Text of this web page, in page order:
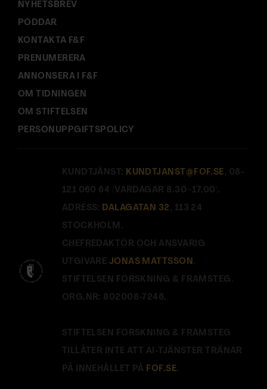
NYHETSBREV
PODDAR
KONTAKTA F&F
PRENUMERERA
ANNONSERA I F&F
OM TIDNINGEN
OM STIFTELSEN
PERSONUPPGIFTSPOLICY
KUNDTJÄNST: KUNDTJANST@FOF.SE , 08-
121 060 64 (VARDAGAR 8.30–17.00).
ADRESS: DALAGATAN 32 , 113 24
STOCKHOLM.
CHEFREDAKTÖR OCH ANSVARIG
UTGIVARE JONAS MATTSSON.
STIFTELSEN FORSKNING & FRAMSTEG.
ORG.NR: 802008-7246.
STIFTELSEN FORSKNING & FRAMSTEG
TILLÅTER INTE ATT AI-TJÄNSTER TRÄNAR
PÅ INNEHÅLLET PÅ FOF.SE.